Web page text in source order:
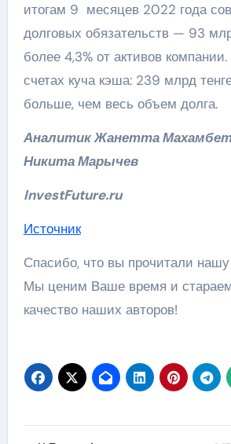
итогам 9 месяцев 2022 года
долговых обязательств — 93
более 4,3% от активов
счетах куча кэша: 239 млрд
больше, чем весь объем долга.
Аналитик Жанетта
Никита Марычев
InvestFuture.ru
Источник
Спасибо, что вы прочитали
Мы ценим Ваше время и
качество наших авторов!